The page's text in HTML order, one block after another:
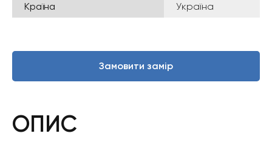
Країна
Україна
Замовити замір
ОПИС